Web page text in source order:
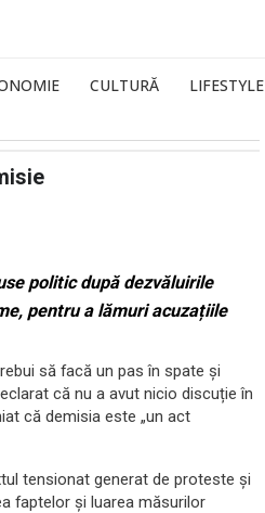
CULTURĂ LIFESTYLE
politic după dezvăluirile
pentru a lămuri acuzațiile
să facă un pas în spate și
că nu a avut nicio discuție în
că demisia este „un act
tensionat generat de proteste și
faptelor și luarea măsurilor